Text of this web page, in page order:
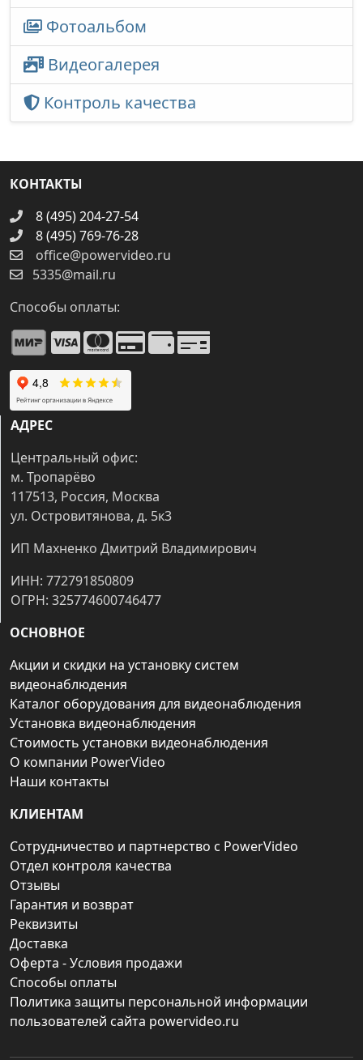
Фотоальбом
Видеогалерея
Контроль качества
КОНТАКТЫ
8 (495) 204-27-54
8 (495) 769-76-28
office@powervideo.ru
5335@mail.ru
Способы оплаты:
АДРЕС
Центральный офис:
м. Тропарёво
117513, Россия, Москва
ул. Островитянова, д. 5к3
ИП Махненко Дмитрий Владимирович
ИНН: 772791850809
ОГРН: 325774600746477
ОСНОВНОЕ
Акции и скидки на установку систем
видеонаблюдения
Каталог оборудования для видеонаблюдения
Установка видеонаблюдения
Стоимость установки видеонаблюдения
О компании PowerVideo
Наши контакты
КЛИЕНТАМ
Сотрудничество и партнерство с PowerVideo
Отдел контроля качества
Отзывы
Гарантия и возврат
Реквизиты
Доставка
Оферта - Условия продажи
Способы оплаты
Политика защиты персональной информации
пользователей сайта powervideo.ru